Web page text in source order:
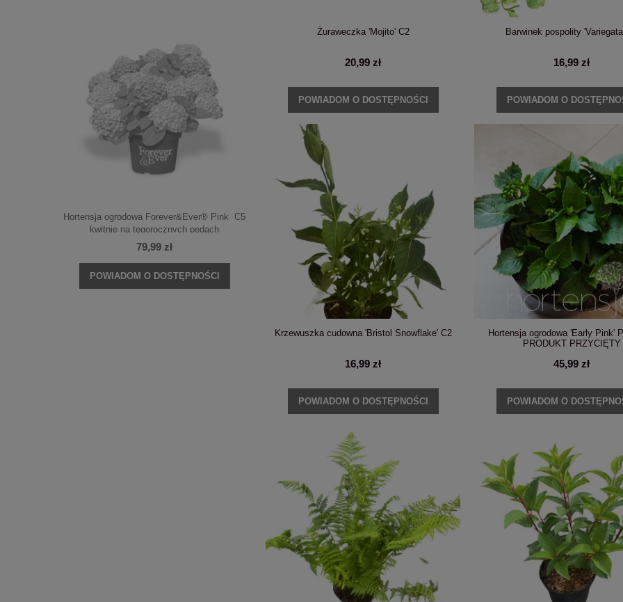
Hortensja ogrodowa Forever&Ever® Pink C5
kwitnie na tegorocznych pędach
79,99 zł
POWIADOM O DOSTĘPNOŚCI
Hortensja krzewiasta 'NCHA2' PINK
ANNABELLE C5
67,99 zł
POWIADOM O DOSTĘPNOŚCI
PRZEDSPRZEDAŻ: Hortensja
'Charm' C5
48,99 zł
DO KOSZYKA
Żuraweczka 'Mojito' C2
20,99 zł
POWIADOM O DOSTĘPNOŚCI
Barwinek pospolity
16,99 zł
POWIADOM O
Krzewuszka cudowna 'Bristol Snowflake' C2
16,99 zł
POWIADOM O DOSTĘPNOŚCI
Hortensja ogrodowa 'Early Pink'
PRODUKT PRZYCIĘTY
45,99 zł
POWIADOM O